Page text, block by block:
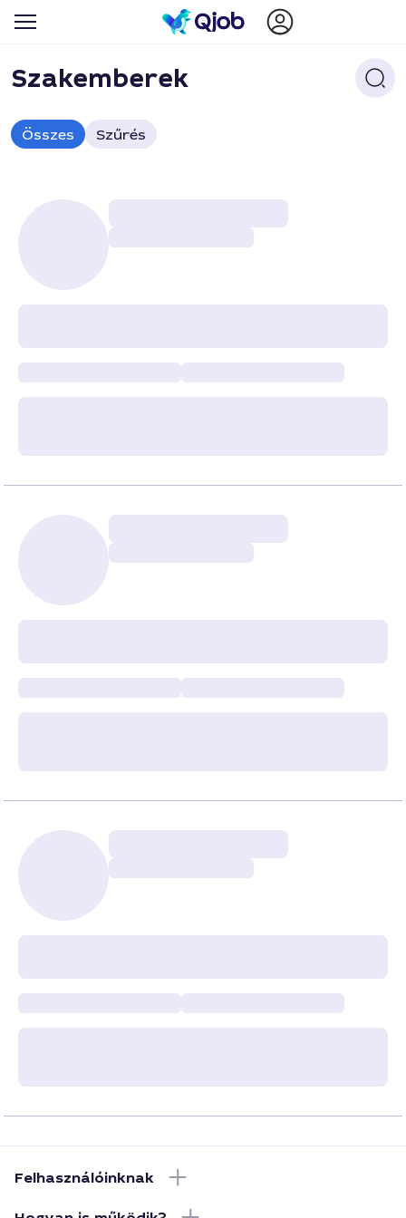
Szakemberek
Összes Szűrés
Felhasználóinknak